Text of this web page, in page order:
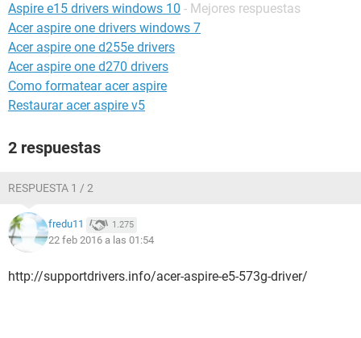
Aspire e15 drivers windows 10 - Mejores respuestas
Acer aspire one drivers windows 7
Acer aspire one d255e drivers
Acer aspire one d270 drivers
Como formatear acer aspire
Restaurar acer aspire v5
2 respuestas
RESPUESTA 1 / 2
fredu11 1.275
22 feb 2016 a las 01:54
http://supportdrivers.info/acer-aspire-e5-573g-driver/